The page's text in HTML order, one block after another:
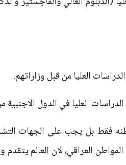
فقط بل يجب على الجهات
العراقي، لان العالم